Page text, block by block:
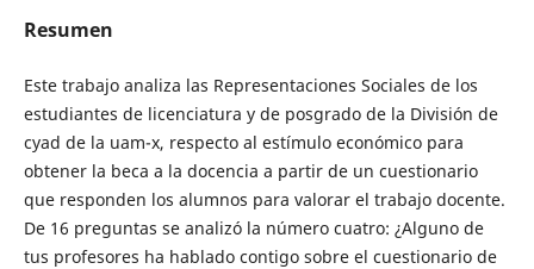
Resumen
Este trabajo analiza las Representaciones Sociales de los
estudiantes de licenciatura y de posgrado de la División de
cyad de la uam-x, respecto al estímulo económico para
obtener la beca a la docencia a partir de un cuestionario
que responden los alumnos para valorar el trabajo docente.
De 16 preguntas se analizó la número cuatro: ¿Alguno de
tus profesores ha hablado contigo sobre el cuestionario de